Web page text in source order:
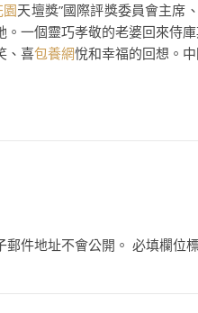
天壇獎”國際評獎委員會主席
。一個靈巧孝敬的老婆回來侍
、喜包養網悅和幸福的回想。中
件地址不會公開。 必填欄位